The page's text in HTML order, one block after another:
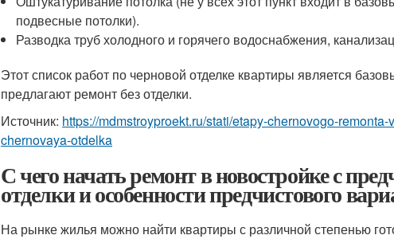
подвесные потолки).
Разводка труб холодного и горячего водоснабжения,
Этот список работ по черновой отделке квартиры является
предлагают ремонт без отделки.
Источник: https://mdmstroyproekt.ru/stati/etapy-chernovogo-
chernovaya-otdelka
С чего начать ремонт в новостройке с
отделки и особенности предчистового
На рынке жилья можно найти квартиры с различной степенью